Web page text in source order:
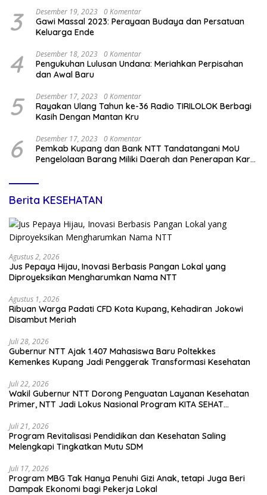
3 Desember 19, 2023 0 Komentar
Gawi Massal 2023: Perayaan Budaya dan Persatuan
Keluarga Ende
4 Desember 18, 2023 0 Komentar
Pengukuhan Lulusan Undana: Meriahkan Perpisahan
dan Awal Baru
5 Desember 17, 2023 0 Komentar
Rayakan Ulang Tahun ke-36 Radio TIRILOLOK Berbagi
Kasih Dengan Mantan Kru
6 Desember 17, 2023 0 Komentar
Pemkab Kupang dan Bank NTT Tandatangani MoU
Pengelolaan Barang Miliki Daerah dan Penerapan Kartu
Berita KESEHATAN
Agustus 2, 2026
Jus Pepaya Hijau, Inovasi Berbasis Pangan Lokal yang
Diproyeksikan Mengharumkan Nama NTT
Agustus 1, 2026
Ribuan Warga Padati CFD Kota Kupang, Kehadiran Jokowi
Disambut Meriah
Juli 28, 2026
Gubernur NTT Ajak 1.407 Mahasiswa Baru Poltekkes
Kemenkes Kupang Jadi Penggerak Transformasi Kesehatan
Juli 22, 2026
Wakil Gubernur NTT Dorong Penguatan Layanan Kesehatan
Primer, NTT Jadi Lokus Nasional Program KITA SEHAT
Juli 21, 2026
Program Revitalisasi Pendidikan dan Kesehatan Saling
Melengkapi Tingkatkan Mutu SDM
Juli 17, 2026
Program MBG Tak Hanya Penuhi Gizi Anak, tetapi Juga Beri
Dampak Ekonomi bagi Pekerja Lokal